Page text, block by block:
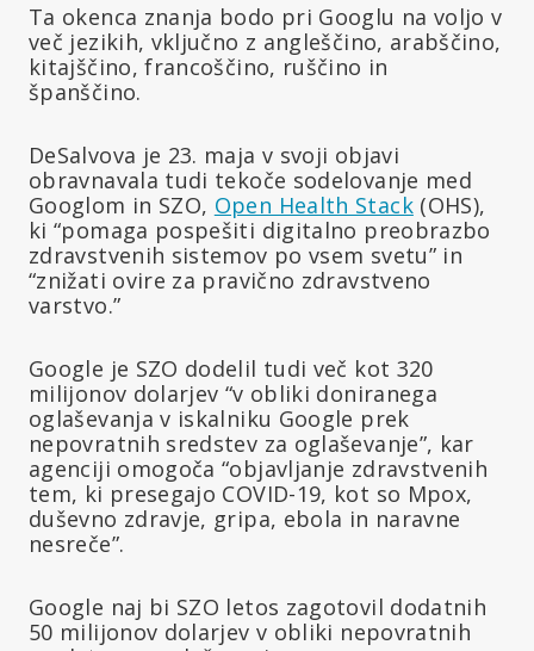
Ta okenca znanja bodo pri Googlu na voljo v
več jezikih, vključno z angleščino, arabščino,
kitajščino, francoščino, ruščino in
španščino.
DeSalvova je 23. maja v svoji objavi
obravnavala tudi tekoče sodelovanje med
Googlom in SZO, Open Health Stack(OHS),
ki “pomaga pospešiti digitalno preobrazbo
zdravstvenih sistemov po vsem svetu” in
“znižati ovire za pravično zdravstveno
varstvo.”
Google je SZO dodelil tudi več kot 320
milijonov dolarjev “v obliki doniranega
oglaševanja v iskalniku Google prek
nepovratnih sredstev za oglaševanje”, kar
agenciji omogoča “objavljanje zdravstvenih
tem, ki presegajo COVID-19, kot so Mpox,
duševno zdravje, gripa, ebola in naravne
nesreče”.
Google naj bi SZO letos zagotovil dodatnih
50 milijonov dolarjev v obliki nepovratnih